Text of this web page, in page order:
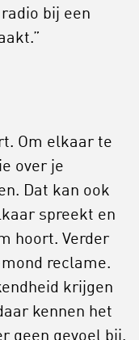
bij een
Om elkaar te
over je
Dat kan ook
spreekt en
hoort. Verder
reclame.
krijgen
kennen het